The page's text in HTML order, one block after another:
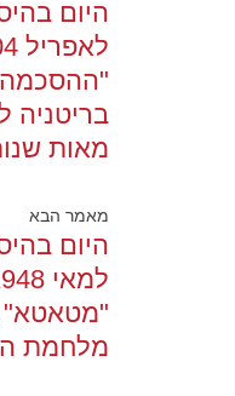
"ההסכמה
בריטניה
מאות
מאמר הבא
מלחמת